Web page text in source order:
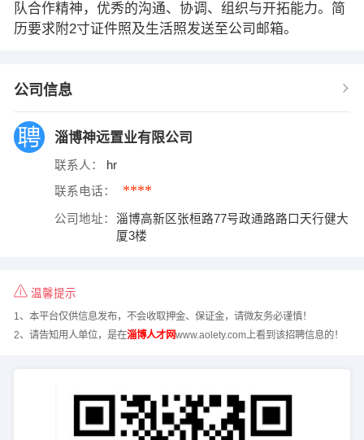
队合作精神，优秀的沟通、协调、组织与开拓能力。简
历要求附2寸证件照及生活照发送至公司邮箱。
公司信息
淄博神远置业有限公司
联系人： hr
联系电话： ****
公司地址：
淄博高新区张桓路77号政通路路口天行健大
厦3楼
温馨提示
1、本平台仅供信息发布，不会收取押金、保证金，请微友务必谨慎！
2、请告知用人单位，是在淄博人才网www.aolety.com上看到该招聘信息的！